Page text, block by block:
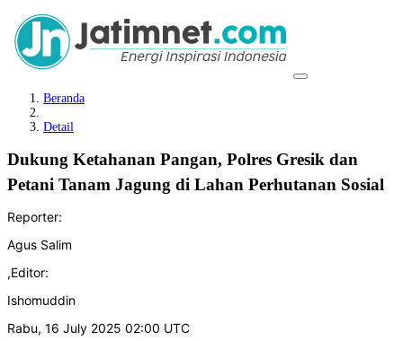
Beranda
Detail
Dukung Ketahanan Pangan, Polres Gresik dan
Petani Tanam Jagung di Lahan Perhutanan Sosial
Reporter:
Agus Salim
,Editor:
Ishomuddin
Rabu, 16 July 2025 02:00 UTC